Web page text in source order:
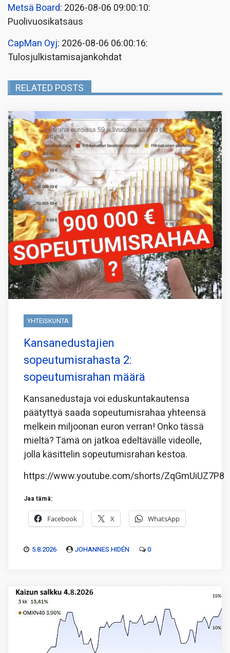
Metsä Board: 2026-08-06 09:00:10:
Puolivuosikatsaus
CapMan Oyj: 2026-08-06 06:00:16:
Tulosjulkistamisajankohdat
RELATED POSTS
YHTEISKUNTA
Kansanedustajien
sopeutumisrahasta 2:
sopeutumisrahan määrä
Kansanedustaja voi eduskuntakautensa
päätyttyä saada sopeutumisrahaa yhteensä
melkein miljoonan euron verran! Onko tässä
mieltä? Tämä on jatkoa edeltävälle videolle,
jolla käsittelin sopeutumisrahan kestoa.
https://www.youtube.com/shorts/ZqGmUiUZ7P8
Jaa tämä:
Facebook X WhatsApp
5.8.2026 JOHANNES HIDÉN 0